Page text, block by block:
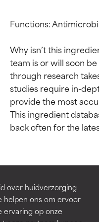
over huidverzorging
helpen ons om ervoor
ervaring op onze
Functions:
Why isn’t this
team is or will soon
through research
studies require in-
provide the most
This ingredient
BACK
Bewezen
Uitstekend
voor de
Bewezen
Uitstekend
voor de